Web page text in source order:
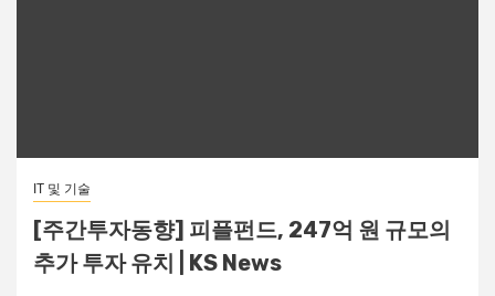
IT 및 기술
[주간투자동향] 피플펀드, 247억 원 규모의
추가 투자 유치 | KS News